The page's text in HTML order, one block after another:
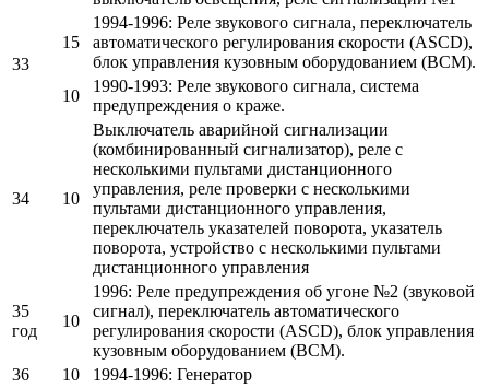
33
15
1994-1996: Реле звукового сигнала, переключатель
автоматического регулирования скорости (ASCD),
блок управления кузовным оборудованием (BCM).
10
1990-1993: Реле звукового сигнала, система
предупреждения о краже.
34 10
Выключатель аварийной сигнализации
(комбинированный сигнализатор), реле с
несколькими пультами дистанционного
управления, реле проверки с несколькими
пультами дистанционного управления,
переключатель указателей поворота, указатель
поворота, устройство с несколькими пультами
дистанционного управления
35
год
10
1996: Реле предупреждения об угоне №2 (звуковой
сигнал), переключатель автоматического
регулирования скорости (ASCD), блок управления
кузовным оборудованием (BCM).
36
10 1994-1996: Генератор